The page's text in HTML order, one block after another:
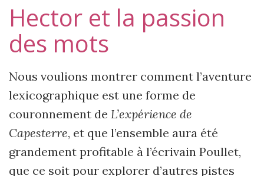
Hector et la passion
des mots
Nous voulions montrer comment l’aventure
lexicographique est une forme de
couronnement de L’expérience de
Capesterre, et que l’ensemble aura été
grandement profitable à l’écrivain Poullet,
que ce soit pour explorer d’autres pistes